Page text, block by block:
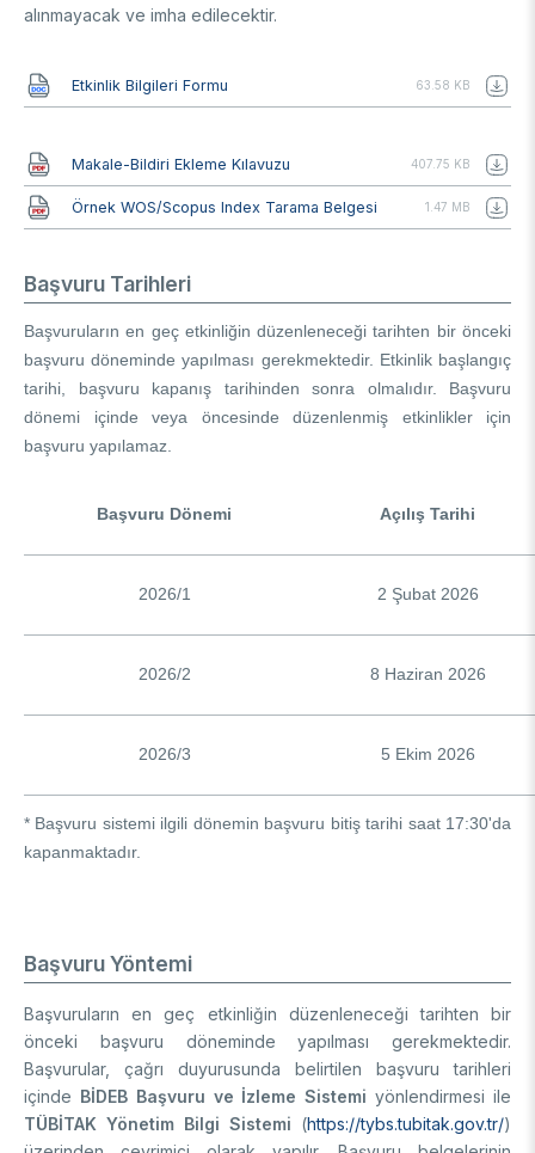
alınmayacak ve imha edilecektir.
Belge
Etkinlik Bilgileri Formu 63.58 KB
Belge
Makale-Bildiri Ekleme Kılavuzu 407.75 KB
Belge
Örnek WOS/Scopus Index Tarama Belgesi 1.47 MB
Başvuru Tarihleri
Başvuruların en geç etkinliğin düzenleneceği tarihten bir önceki
başvuru döneminde yapılması gerekmektedir. Etkinlik başlangıç
tarihi, başvuru kapanış tarihinden sonra olmalıdır. Başvuru
dönemi içinde veya öncesinde düzenlenmiş etkinlikler için
başvuru yapılamaz.
Başvuru Dönemi Açılış Tarihi
2026/1 2 Şubat 2026
2026/2 8 Haziran 2026
2026/3 5 Ekim 2026
* Başvuru sistemi ilgili dönemin başvuru bitiş tarihi saat 17:30'da
kapanmaktadır.
Başvuru Yöntemi
Başvuruların en geç etkinliğin düzenleneceği tarihten bir
önceki başvuru döneminde yapılması gerekmektedir.
Başvurular, çağrı duyurusunda belirtilen başvuru tarihleri
içinde BİDEB Başvuru ve İzleme Sistemi yönlendirmesi ile
TÜBİTAK Yönetim Bilgi Sistemi (https://tybs.tubitak.gov.tr/)